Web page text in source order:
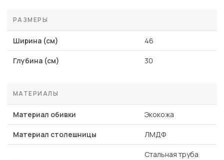
РАЗМЕРЫ
Ширина (см) 46
Глубина (см) 30
МАТЕРИАЛЫ
Материал обивки Экокожа
Материал столешницы ЛМДФ
Стальная труба